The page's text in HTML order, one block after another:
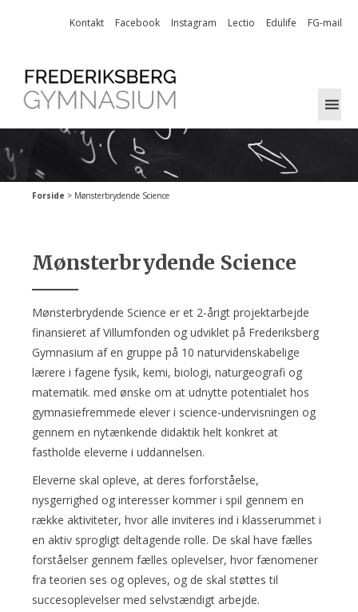
Kontakt Facebook Instagram Lectio Edulife FG-mail
Forside > Mønsterbrydende Science
Mønsterbrydende Science
Mønsterbrydende Science er et 2-årigt projektarbejde
finansieret af Villumfonden og udviklet på Frederiksberg
Gymnasium af en gruppe på 10 naturvidenskabelige
lærere i fagene fysik, kemi, biologi, naturgeografi og
matematik. med ønske om at udnytte potentialet hos
gymnasiefremmede elever i science-undervisningen og
gennem en nytænkende didaktik helt konkret at
fastholde eleverne i uddannelsen.
Eleverne skal opleve, at deres forforståelse,
nysgerrighed og interesser kommer i spil gennem en
række aktiviteter, hvor alle inviteres ind i klasserummet i
en aktiv sprogligt deltagende rolle. De skal have fælles
forståelser gennem fælles oplevelser, hvor fænomener
fra teorien ses og opleves, og de skal støttes til
succesoplevelser med selvstændigt arbejde.